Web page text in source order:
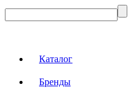
Каталог
Бренды